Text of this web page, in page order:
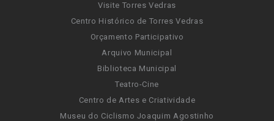
Visite Torres Vedras
Centro Histórico de Torres Vedras
Orçamento Participativo
Arquivo Municipal
Biblioteca Municipal
Teatro-Cine
Centro de Artes e Criatividade
Museu do Ciclismo Joaquim Agostinho